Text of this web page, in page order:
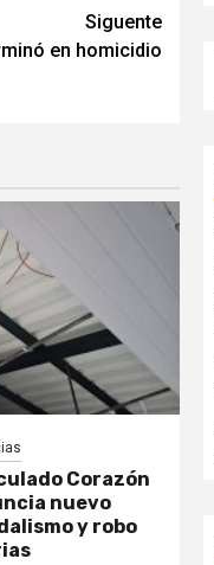
Siguente
en homicidio
Corazón
nuevo
y robo